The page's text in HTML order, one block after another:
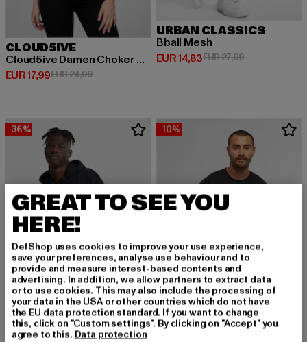
CLOUD5IVE
Cloud5ive Damen Choker Top mit Abstrakt Print
EUR 17,99
Derzeitiger Preis: EUR 17,99
EUR 24,99Aktionspreis: EUR 24,99
URBAN CLASSICS
Bball Mesh
EUR 14,83
Derzeitiger Preis: EUR 14,83
EUR 27,99Aktionspreis:
-36%
K1X
K1X Stars Hoodie
-10%
GREAT TO SEE YOU
HERE!
DefShop uses cookies to improve your use experience,
save your preferences, analyse use behaviour and to
provide and measure interest-based contents and
advertising. In addition, we allow partners to extract data
or to use cookies. This may also include the processing of
your data in the USA or other countries which do not have
the EU data protection standard. If you want to change
this, click on "Custom settings". By clicking on "Accept" you
agree to this. Data protection